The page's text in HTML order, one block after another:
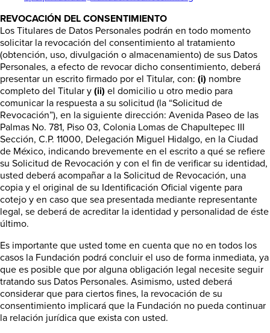
REVOCACIÓN DEL CONSENTIMIENTO
Los Titulares de Datos Personales podrán en todo momento
solicitar la revocación del consentimiento al tratamiento
(obtención, uso, divulgación o almacenamiento) de sus Datos
Personales, a efecto de revocar dicho consentimiento, deberá
presentar un escrito firmado por el Titular, con: (i) nombre
completo del Titular y (ii) el domicilio u otro medio para
comunicar la respuesta a su solicitud (la “Solicitud de
Revocación”), en la siguiente dirección: Avenida Paseo de las
Palmas No. 781, Piso 03, Colonia Lomas de Chapultepec III
Sección, C.P. 11000, Delegación Miguel Hidalgo, en la Ciudad
de México, indicando brevemente en el escrito a qué se refiere
su Solicitud de Revocación y con el fin de verificar su identidad,
usted deberá acompañar a la Solicitud de Revocación, una
copia y el original de su Identificación Oficial vigente para
cotejo y en caso que sea presentada mediante representante
legal, se deberá de acreditar la identidad y personalidad de éste
último.
Es importante que usted tome en cuenta que no en todos los
casos la Fundación podrá concluir el uso de forma inmediata, ya
que es posible que por alguna obligación legal necesite seguir
tratando sus Datos Personales. Asimismo, usted deberá
considerar que para ciertos fines, la revocación de su
consentimiento implicará que la Fundación no pueda continuar
la relación jurídica que exista con usted.